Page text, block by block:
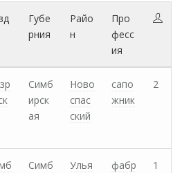
Губе
рния
Райо
н
Про
фесс
ия
Симб
ирск
ая
Ново
спас
ский
сапо
жник
2
Симб
Улья
фабр
1